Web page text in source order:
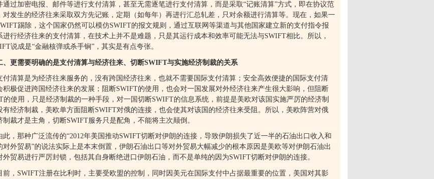
通过加密电报、邮件等进行支付清算，甚至无需逐笔进行支付清算，而是采取“记账清算”方式，即在协议范
对发生的经济往来采取双方先记账，定期（如每年）再进行汇总轧差，只对余额进行清算等。现在，如果一
踢除，这个国家仍然可以模仿SWIFT的报文规则，通过互联网等渠道与其他国家建立新的支付指令报
进行经济往来的支付清算，在技术上并不是难题，只是其运行成本和效率可能无法与SWIFT相比。所以，
说成是“金融核弹或杀手锏”，其实是有点夸张。
、更需要明确的是支付清算与经济往来、切断SWIFT与实施经济制裁的关系
算是为经济往来服务的，没有跨国经济往来，也就不需要国际支付清算；安全高效便捷的国际支付清
积极促进跨国经济往来的发展；阻断SWIFT的使用，也会对一国发展对外经济往来产生很大影响，但阻断
的使用，只是经济制裁的一种手段，对一国切断SWIFT的信息系统，前提是美欧对该国实施严厉的经济制
有经济制裁，美欧单方面阻断SWIFT对俄的连接，也会使其对该国的经济往来受阻。所以，美欧阵营对俄
制裁才是主角，切断SWIFT服务只是配角，不能将主次颠倒。
，那种广泛流传的“2012年美国推动SWIFT切断对伊朗的连接，导致伊朗损失了近一半的石油出口收入和
对外贸易”的说法实际上是本末倒置，伊朗石油出口等对外贸易大幅减少的根本原因是美欧等对伊朗石油出
外贸易进行严厉封锁，包括其自身断绝进口伊朗石油，而不是单纯的因为SWIFT切断对伊朗的连接。
， SWIFT注册在比利时，主要受欧盟的控制，同时因美元在国际支付中占据最重要的位置，美国对其影